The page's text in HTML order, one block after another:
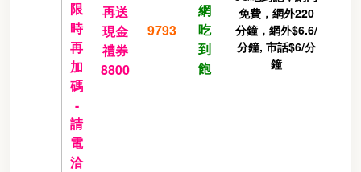
限
時
再
加
碼
-
請
電
洽
再送
現金
禮券
8800
9793
網
吃
到
飽
免費，網外220
分鐘，網外$6.6/
分鐘, 市話$6/分
鐘